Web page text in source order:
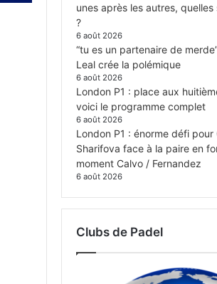
unes après les autres, quelles
?
6 août 2026
“tu es un partenaire de
Leal crée la polémique
6 août 2026
London P1 : place aux
voici le programme complet
6 août 2026
London P1 : énorme défi pour
Sharifova face à la paire en
moment Calvo / Fernandez
6 août 2026
Clubs de Padel